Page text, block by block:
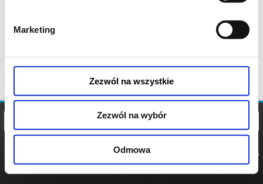
Marketing
Zezwól na wszystkie
Zezwól na wybór
Odmowa
POLITYKA
POLITYKA